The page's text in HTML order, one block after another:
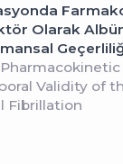
Olarak
Validity of
Fibrillation